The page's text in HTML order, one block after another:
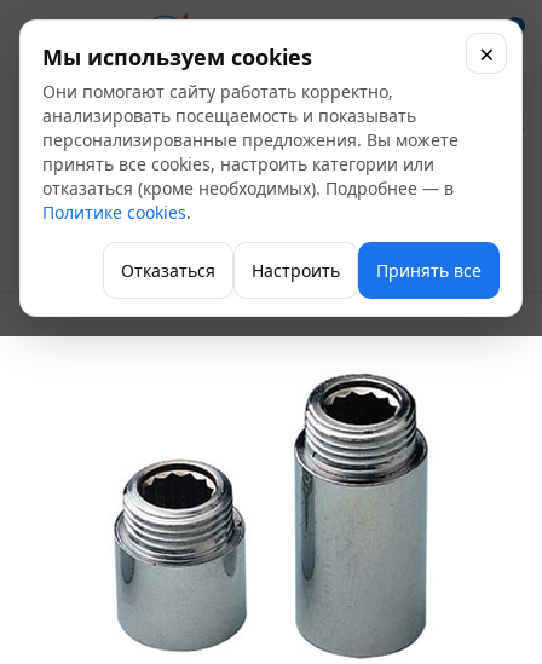
0
Гайка удлинитель
1/2" - 15 мм, ВР - НР
(10шт)
Гайка-удлинитель
Мы используем cookies
Они помогают сайту работать корректно,
анализировать посещаемость и показывать
персонализированные предложения. Вы можете
принять все cookies, настроить категории или
отказаться (кроме необходимых). Подробнее — в
Политике cookies.
Отказаться Настроить Принять все
×